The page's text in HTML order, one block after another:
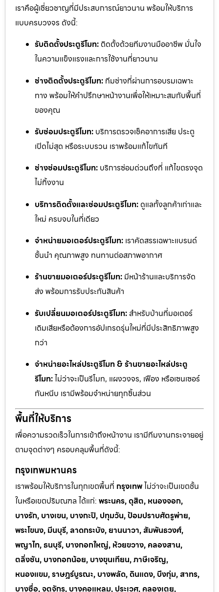
เราคือผู้เชี่ยวชาญที่มีประสบการณ์ยาวนาน พร้อมให้บริการ
แบบครบวงจร ดังนี้:
รับติดตั้งประตูรีโมท: ติดตั้งด้วยทีมงานมืออาชีพ มั่นใจ
ในความแข็งแรงและการใช้งานที่ยาวนาน
ช่างติดตั้งประตูรีโมท: ทีมช่างที่ผ่านการอบรมเฉพาะ
ทาง พร้อมให้คำปรึกษาหน้างานเพื่อให้เหมาะสมกับพื้นที่
ของคุณ
รับซ่อมประตูรีโมท: บริการตรวจเช็คอาการเสีย ประตู
เปิดไม่สุด หรือระบบรวน เราพร้อมแก้ไขทันที
ช่างซ่อมประตูรีโมท: บริการซ่อมด่วนถึงที่ แก้ไขตรงจุด
ไม่ทิ้งงาน
บริการติดตั้งและซ่อมประตูรีโมท: ดูแลทั้งลูกค้าเก่าและ
ใหม่ ครบจบในที่เดียว
จำหน่ายมอเตอร์ประตูรีโมท: เราคัดสรรเฉพาะแบรนด์
ชั้นนำ คุณภาพสูง ทนทานต่อสภาพอากาศ
ร้านขายมอเตอร์ประตูรีโมท: มีหน้าร้านและบริการจัด
ส่ง พร้อมการรับประกันสินค้า
รับเปลี่ยนมอเตอร์ประตูรีโมท: สำหรับบ้านที่มอเตอร์
เดิมเสียหรือต้องการอัปเกรดรุ่นใหม่ที่มีประสิทธิภาพสูง
กว่า
จำหน่ายอะไหล่ประตูรีโมท & ร้านขายอะไหล่ประตู
รีโมท:ไม่ว่าจะเป็นรีโมท, แผงวงจร, เฟือง หรือเซนเซอร์
กันหนีบ เรามีพร้อมจำหน่ายทุกชิ้นส่วน
พื้นที่ให้บริการ
เพื่อความรวดเร็วในการเข้าถึงหน้างาน เรามีทีมงานกระจายอยู่
ตามจุดต่างๆ ครอบคลุมพื้นที่ดังนี้:
กรุงเทพมหานคร
เราพร้อมให้บริการในทุกเขตพื้นที่ กรุงเทพไม่ว่าจะเป็นเขตชั้น
ในหรือเขตปริมณฑล ได้แก่: พระนคร, ดุสิต, หนองจอก,
บางรัก, บางเขน, บางกะปิ, ปทุมวัน, ป้อมปราบศัตรูพ่าย,
พระโขนง, มีนบุรี, ลาดกระบัง, ยานนาวา, สัมพันธวงศ์,
พญาไท, ธนบุรี, บางกอกใหญ่, ห้วยขวาง, คลองสาน,
ตลิ่งชัน, บางกอกน้อย, บางขุนเทียน, ภาษีเจริญ,
หนองแขม, ราษฎร์บูรณะ, บางพลัด, ดินแดง, บึงกุ่ม, สาทร,
บางซื่อ, จตุจักร, บางคอแหลม, ประเวศ, คลองเตย,